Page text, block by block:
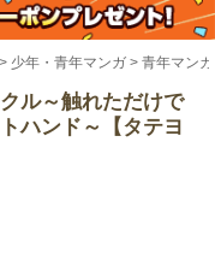
少年・青年マンガ 青年マンガ
ル～触れただけで
ハンド～【タテヨ